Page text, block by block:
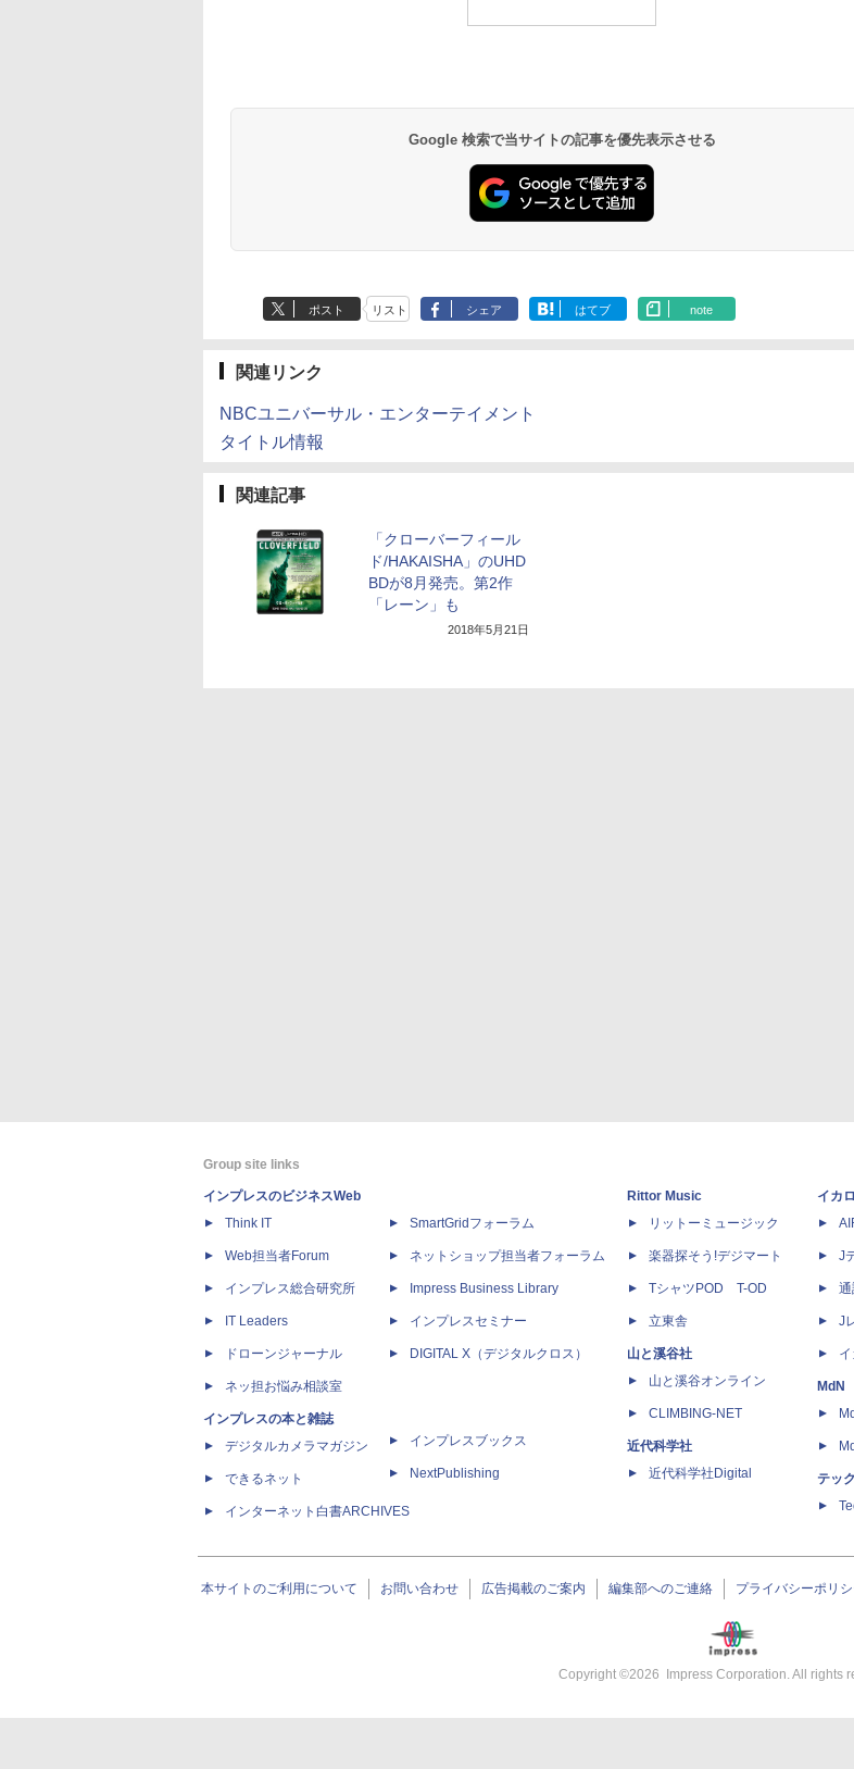
Google 検索で当サイトの記事を優先表示させる
ポスト リスト シェア はてブ note
関連リンク
NBCユニバーサル・エンターテイメント
タイトル情報
関連記事
「クローバーフィール
ド/HAKAISHA」のUHD
BDが8月発売。第2作
「レーン」も
2018年5月21日
Group site links
インプレスのビジネスWeb
Think IT
Web担当者Forum
インプレス総合研究所
IT Leaders
ドローンジャーナル
ネッ担お悩み相談室
インプレスの本と雑誌
デジタルカメラマガジン
できるネット
インターネット白書ARCHIVES
SmartGridフォーラム
ネットショップ担当者フォーラム
Impress Business Library
インプレスセミナー
DIGITAL X（デジタルクロス）
インプレスブックス
NextPublishing
Rittor Music
リットーミュージック
楽器探そう!デジマート
TシャツPOD T-OD
立東舎
山と溪谷社
山と溪谷オンライン
CLIMBING-NET
近代科学社
近代科学社Digital
イカ
J
J
MdN
テッ
本サイトのご利用について お問い合わせ 広告掲載のご案内 編集部へのご連絡 プライバシーポリ
Copyright ©2026 Impress Corporation. All rights